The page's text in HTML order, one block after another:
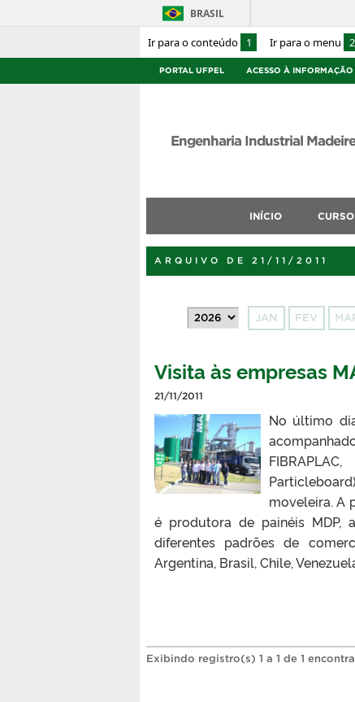
Ir para o conteúdo 1 Ir para o menu 2
BRASIL
PORTAL UFPEL ACESSO À INFORMAÇÃO
Engenharia Industrial
INÍCIO CURSO
ARQUIVO DE 21/11/2011
JAN FEV
Visita às empresas
21/11/2011
No último
moveleira. A
é produtora de painéis MDP,
diferentes padrões de
Argentina, Brasil, Chile,
Exibindo registro(s) 1 a 1 de 1